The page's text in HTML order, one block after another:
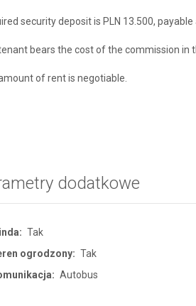
security deposit is PLN 13.500, payable
bears the cost of the commission in
of rent is negotiable.
dodatkowe
Tak
ogrodzony: Tak
Autobus